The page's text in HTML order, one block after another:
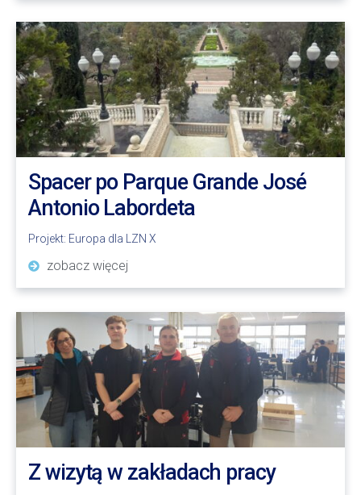
Spacer po Parque Grande José
Antonio Labordeta
Projekt: Europa dla LZN X
zobacz więcej
Z wizytą w zakładach pracy